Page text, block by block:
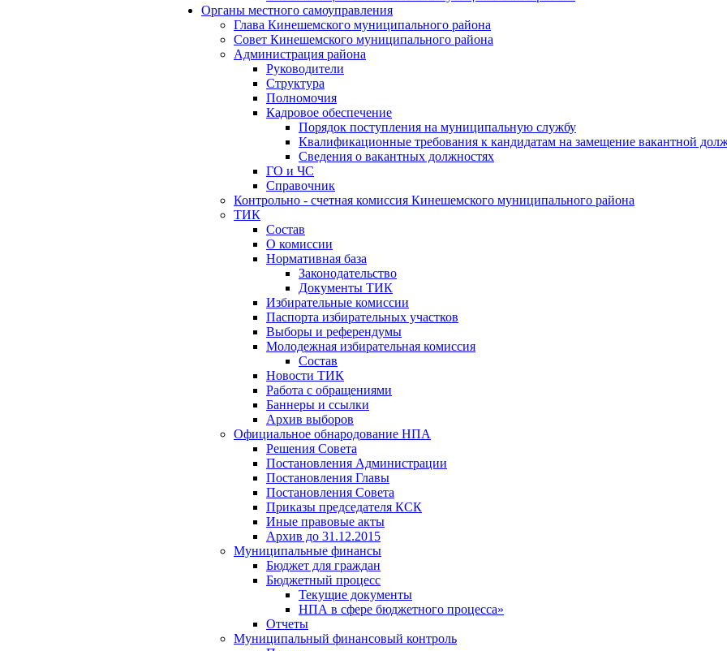
Органы местного самоуправления
Глава Кинешемского муниципального района
Совет Кинешемского муниципального района
Администрация района
Руководители
Структура
Полномочия
Кадровое обеспечение
Порядок поступления на муниципальную службу
Квалификационные требования к кандидатам на замещение вакантной
Сведения о вакантных должностях
ГО и ЧС
Справочник
Контрольно - счетная комиссия Кинешемского муниципального района
ТИК
Состав
О комиссии
Нормативная база
Законодательство
Документы ТИК
Избирательные комиссии
Паспорта избирательных участков
Выборы и референдумы
Молодежная избирательная комиссия
Состав
Новости ТИК
Работа с обращениями
Баннеры и ссылки
Архив выборов
Официальное обнародование НПА
Решения Совета
Постановления Администрации
Постановления Главы
Постановления Совета
Приказы председателя КСК
Иные правовые акты
Архив до 31.12.2015
Муниципальные финансы
Бюджет для граждан
Бюджетный процесс
Текущие документы
НПА в сфере бюджетного процесса»
Отчеты
Муниципальный финансовый контроль